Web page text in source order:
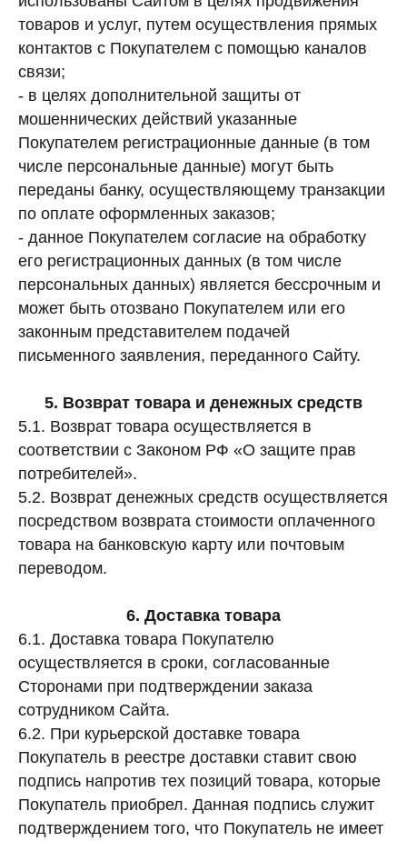
товаров и услуг, путем осуществления прямых
контактов с Покупателем с помощью каналов
связи;
- в целях дополнительной защиты от
мошеннических действий указанные
Покупателем регистрационные данные (в том
числе персональные данные) могут быть
переданы банку, осуществляющему транзакции
по оплате оформленных заказов;
- данное Покупателем согласие на обработку
его регистрационных данных (в том числе
персональных данных) является бессрочным и
может быть отозвано Покупателем или его
законным представителем подачей
письменного заявления, переданного Сайту.
5. Возврат товара и денежных средств
5.1. Возврат товара осуществляется в
соответствии с Законом РФ «О защите прав
потребителей».
5.2. Возврат денежных средств осуществляется
посредством возврата стоимости оплаченного
товара на банковскую карту или почтовым
переводом.
6. Доставка товара
6.1. Доставка товара Покупателю
осуществляется в сроки, согласованные
Сторонами при подтверждении заказа
сотрудником Сайта.
6.2. При курьерской доставке товара
Покупатель в реестре доставки ставит свою
подпись напротив тех позиций товара, которые
Покупатель приобрел. Данная подпись служит
подтверждением того, что Покупатель не имеет